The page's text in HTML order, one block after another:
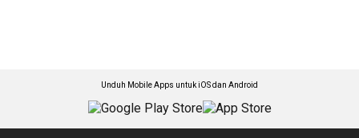
Unduh Mobile Apps untuk iOS dan Android